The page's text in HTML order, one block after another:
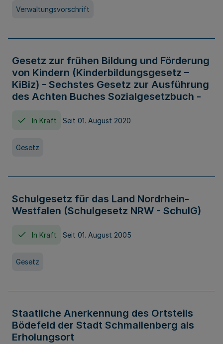
Verwaltungsvorschrift
Gesetz zur frühen Bildung und Förderung
von Kindern (Kinderbildungsgesetz –
KiBiz) - Sechstes Gesetz zur Ausführung
des Achten Buches Sozialgesetzbuch -
In Kraft Seit 01. August 2020
Gesetz
Schulgesetz für das Land Nordrhein-
Westfalen (Schulgesetz NRW - SchulG)
In Kraft Seit 01. August 2005
Gesetz
Staatliche Anerkennung des Ortsteils
Bödefeld der Stadt Schmallenberg als
Erholungsort